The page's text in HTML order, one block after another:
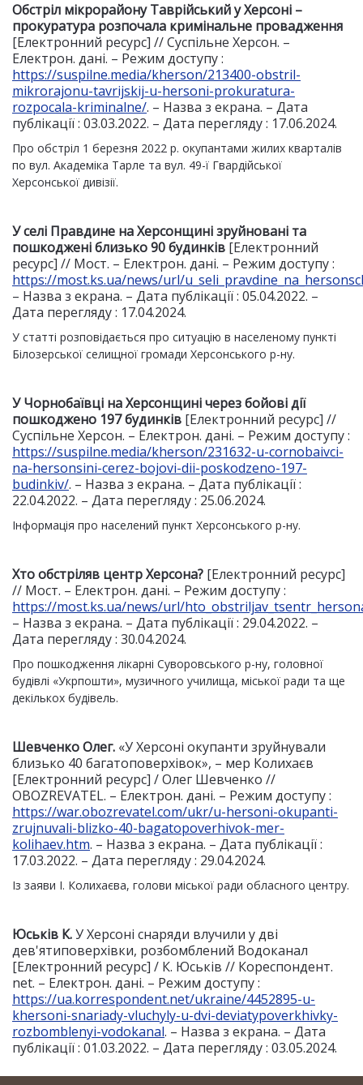
Обстріл мікрорайону Таврійський у Херсоні –
прокуратура розпочала кримінальне провадження
[Електронний ресурс] // Суспільне Херсон. –
Електрон. дані. – Режим доступу :
https://suspilne.media/kherson/213400-obstril-
mikrorajonu-tavrijskij-u-hersoni-prokuratura-
rozpocala-kriminalne/. – Назва з екрана. – Дата
публікації : 03.03.2022. – Дата перегляду : 17.06.2024.
Про обстріл 1 березня 2022 р. окупантами жилих кварталів
по вул. Академіка Тарле та вул. 49-ї Гвардійської
Херсонської дивізії.
У селі Правдине на Херсонщині зруйновані та
пошкоджені близько 90 будинків [Електронний
ресурс] // Мост. – Електрон. дані. – Режим доступу :
https://most.ks.ua/news/url/
– Назва з екрана. – Дата публікації : 05.04.2022. –
Дата перегляду : 17.04.2024.
У статті розповідається про ситуацію в населеному пункті
Білозерської селищної громади Херсонського р-ну.
У Чорнобаївці на Херсонщині через бойові дії
пошкоджено 197 будинків [Електронний ресурс] //
Суспільне Херсон. – Електрон. дані. – Режим доступу :
https://suspilne.media/kherson/231632-u-cornobaivci-
na-hersonsini-cerez-bojovi-dii-poskodzeno-197-
budinkiv/. – Назва з екрана. – Дата публікації :
22.04.2022. – Дата перегляду : 25.06.2024.
Інформація про населений пункт Херсонського р-ну.
Хто обстріляв центр Херсона? [Електронний ресурс]
// Мост. – Електрон. дані. – Режим доступу :
https://most.ks.ua/news/url/
– Назва з екрана. – Дата публікації : 29.04.2022. –
Дата перегляду : 30.04.2024.
Про пошкодження лікарні Суворовського р-ну, головної
будівлі «Укрпошти», музичного училища, міської ради та ще
декількох будівель.
Шевченко Олег. «У Херсоні окупанти зруйнували
близько 40 багатоповерхівок», – мер Колихаєв
[Електронний ресурс] / Олег Шевченко //
OBOZREVATEL. – Електрон. дані. – Режим доступу :
https://war.obozrevatel.com/ukr/u-hersoni-okupanti-
zrujnuvali-blizko-40-bagatopoverhivok-mer-
kolihaev.htm. – Назва з екрана. – Дата публікації :
17.03.2022. – Дата перегляду : 29.04.2024.
Із заяви І. Колихаєва, голови міської ради обласного центру.
Юськів К.У Херсоні снаряди влучили у дві
дев'ятиповерхівки, розбомблений Водоканал
[Електронний ресурс] / К. Юськів // Кореспондент.
net. – Електрон. дані. – Режим доступу :
https://ua.korrespondent.net/ukraine/4452895-u-
khersoni-snariady-vluchyly-u-dvi-deviatypoverkhivky-
rozbomblenyi-vodokanal. – Назва з екрана. – Дата
публікації : 01.03.2022. – Дата перегляду : 03.05.2024.